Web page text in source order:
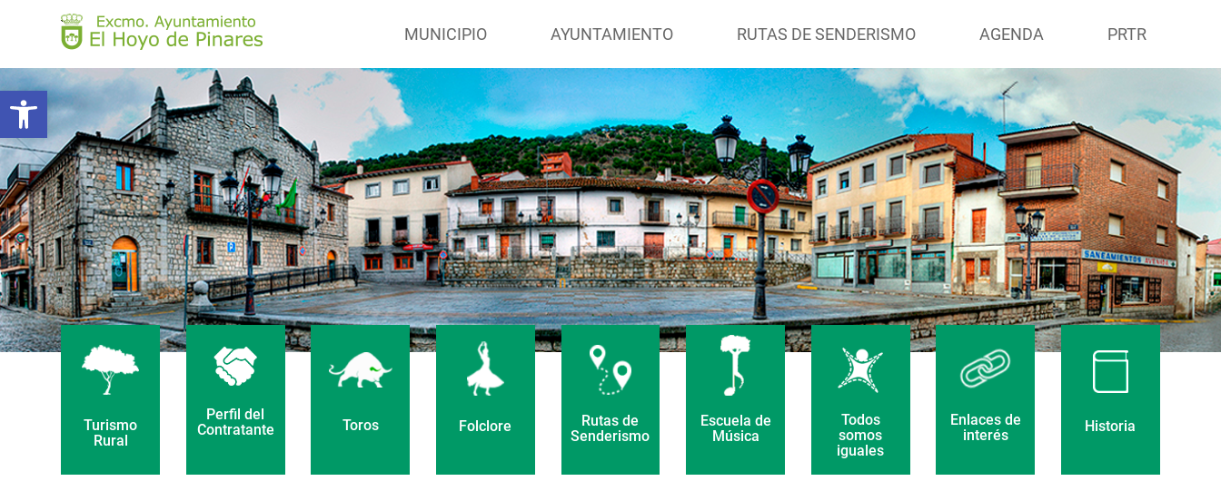
Abrir barra de herramientas
MUNICIPIO AYUNTAMIENTO RUTAS DE SENDERISMO AGENDA PRTR
Turismo
Rural
Perfil del
Contratante
Toros Folclore
Rutas de
Senderismo
Escuela de
Música
Todos
somos
iguales
Enlaces de
interés
Historia